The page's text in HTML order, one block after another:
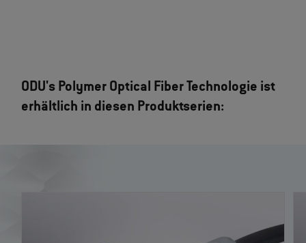
ODU's Polymer Optical Fiber Technologie ist
erhältlich in diesen Produktserien: